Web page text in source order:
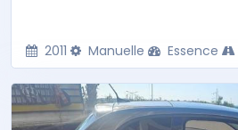
2011 Manuelle Essence